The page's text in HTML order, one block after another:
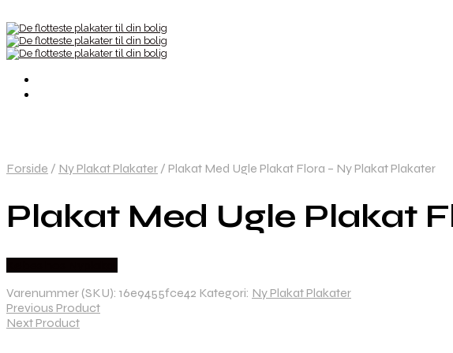
Forside / Ny Plakat Plakater / Plakat Med Ugle Plakat Flora – Ny Plakat Plakater
Plakat Med Ugle Plakat
Varenummer (SKU): 16e9455fce42 Kategori: Ny Plakat Plakater
Previous Product
Next Product